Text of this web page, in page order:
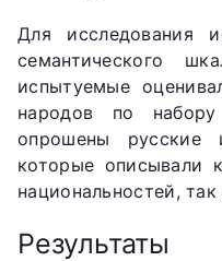
Для исследования
семантического
испытуемые
народов по
опрошены русские
которые описывали
национальностей,
Результаты